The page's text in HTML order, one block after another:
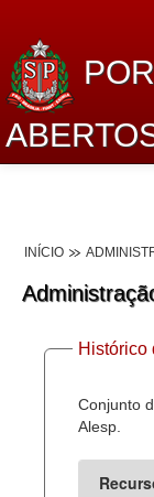
Dados Abertos
Lei de Acesso
Dados
Planejamento
Catálogo de
Processo
INÍCIO
Histórico
Conjunto
Alesp.